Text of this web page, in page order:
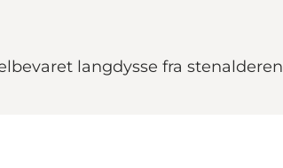
langdysse fra stenalderen